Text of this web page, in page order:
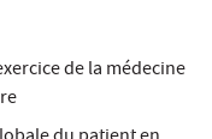
de la médecine